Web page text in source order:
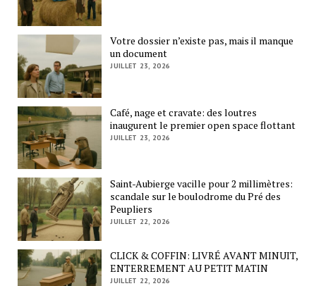
Votre dossier n’existe pas, mais il manque
un document
JUILLET 23, 2026
Café, nage et cravate: des loutres
inaugurent le premier open space flottant
JUILLET 23, 2026
Saint-Aubierge vacille pour 2 millimètres:
scandale sur le boulodrome du Pré des
Peupliers
JUILLET 22, 2026
CLICK & COFFIN: LIVRÉ AVANT MINUIT,
ENTERREMENT AU PETIT MATIN
JUILLET 22, 2026